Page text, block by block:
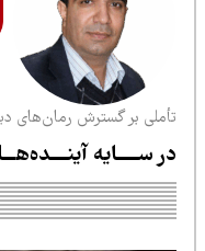
بر گسترش رمان‌های
ســـــایه آینــــده‌هـــای